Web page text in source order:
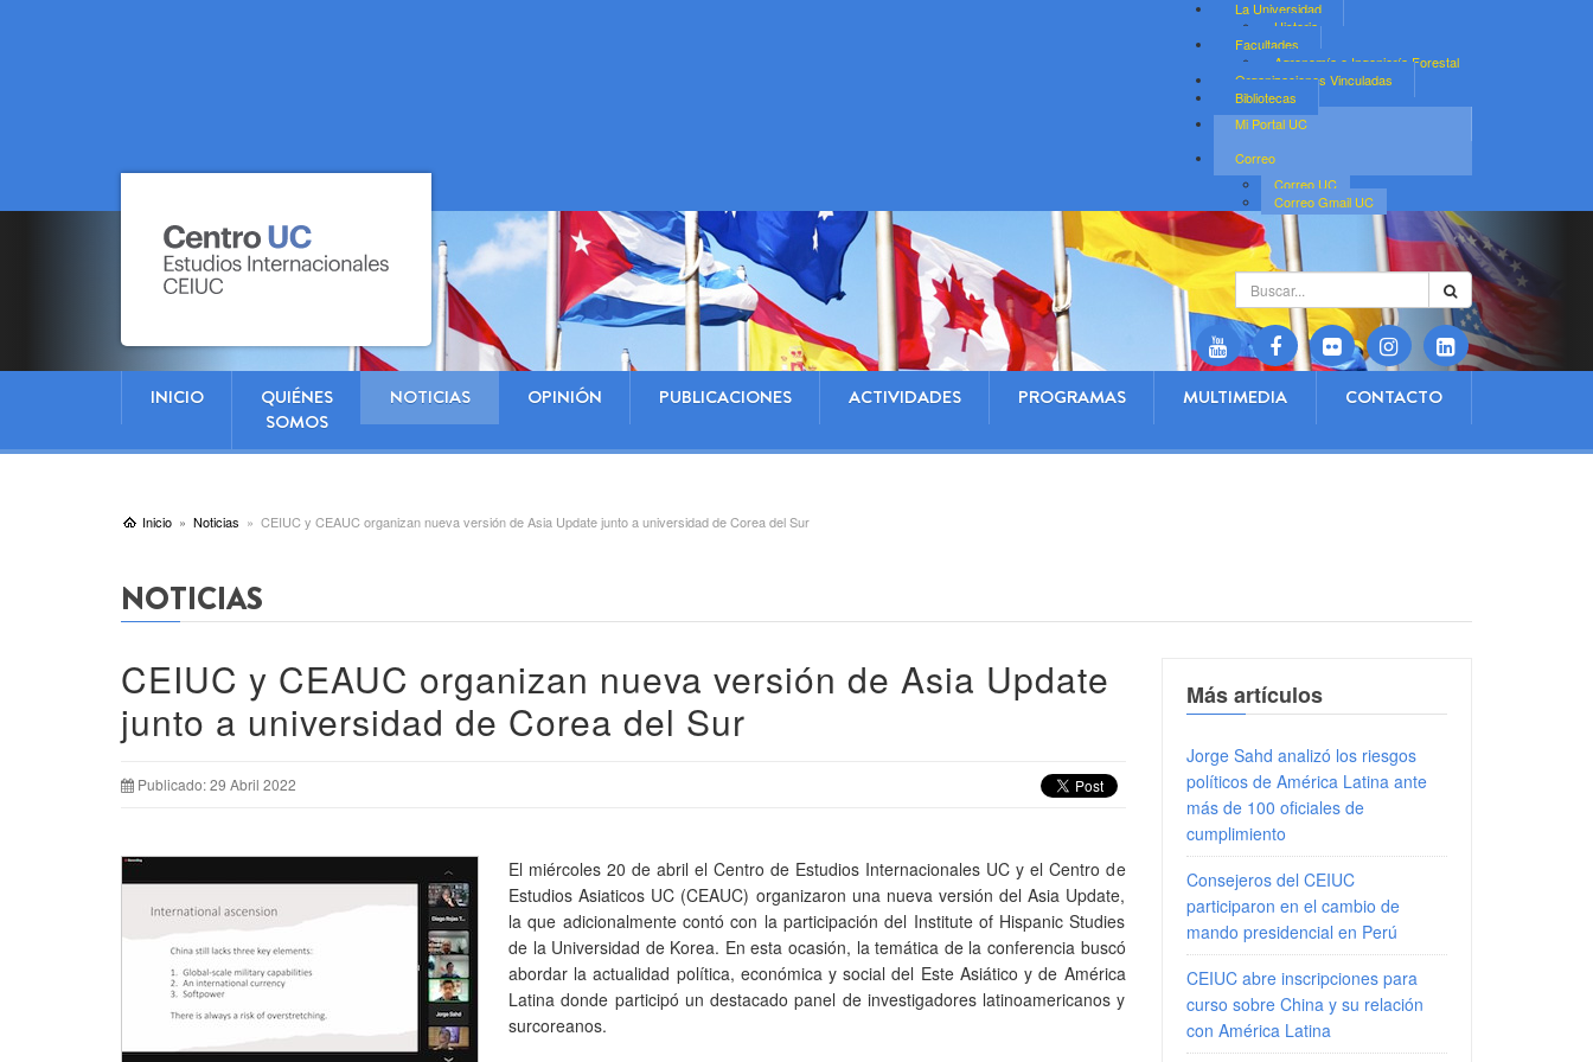
La Universidad
Historia
Facultades
Agronomía e Ingeniería Forestal
Organizaciones Vinculadas
Bibliotecas
Mi Portal UC
Correo
Correo UC
Correo Gmail UC
Buscar...
INICIO
QUIÉNES
SOMOS
NOTICIAS OPINIÓN PUBLICACIONES ACTIVIDADES PROGRAMAS MULTIMEDIA CONTACTO
Inicio Noticias CEIUC y CEAUC organizan nueva versión de Asia Update junto a universidad de Corea del Sur
NOTICIAS
CEIUC y CEAUC organizan nueva versión de Asia Update
junto a universidad de Corea del Sur
Publicado: 29 Abril 2022
El miércoles 20 de abril el Centro de Estudios Internacionales UC y el Centro de
Estudios Asiaticos UC (CEAUC) organizaron una nueva versión del Asia Update,
la que adicionalmente contó con la participación del Institute of Hispanic Studies
de la Universidad de Korea. En esta ocasión, la temática de la conferencia buscó
abordar la actualidad política, económica y social del Este Asiático y de América
Latina donde participó un destacado panel de investigadores latinoamericanos y
surcoreanos.
Más artículos
Jorge Sahd analizó los riesgos
políticos de América Latina ante
más de 100 oficiales de
cumplimiento
Consejeros del CEIUC
participaron en el cambio de
mando presidencial en Perú
CEIUC abre inscripciones para
curso sobre China y su relación
con América Latina